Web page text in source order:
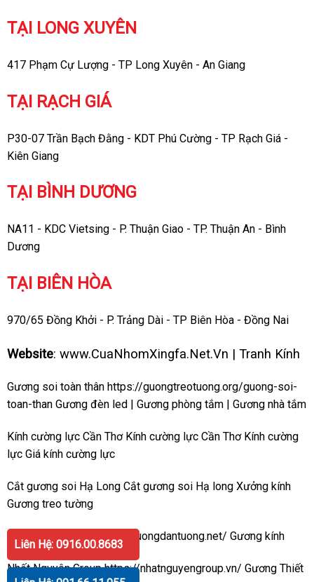
TẠI LONG XUYÊN
417 Phạm Cự Lượng - TP Long Xuyên - An Giang
TẠI RẠCH GIÁ
P30-07 Trần Bạch Đằng - KDT Phú Cường - TP Rạch Giá -
Kiên Giang
TẠI BÌNH DƯƠNG
NA11 - KDC Vietsing - P. Thuận Giao - TP. Thuận An - Bình
Dương
TẠI BIÊN HÒA
970/65 Đồng Khởi - P. Trảng Dài - TP Biên Hòa - Đồng Nai
Website: www.CuaNhomXingfa.Net.Vn | Tranh Kính
Gương soi toàn thân https://guongtreotuong.org/guong-soi-
toan-than Gương đèn led Gương phòng tắm| Gương nhà tắm
Kính cường lực Cần Thơ Kính cường lực Cần ThơKính cường
lực Giá kính cường lực
Cắt gương soi Hạ Long Cắt gương soi Hạ long Xưởng kính
Gương treo tường
Gương dán tường https://guongdantuong.net/ Gương kính
Nhất Nguyên Grouphttps://nhatnguyengroup.vn/ Gương Thiết
Liên Hệ: 0916.00.8683